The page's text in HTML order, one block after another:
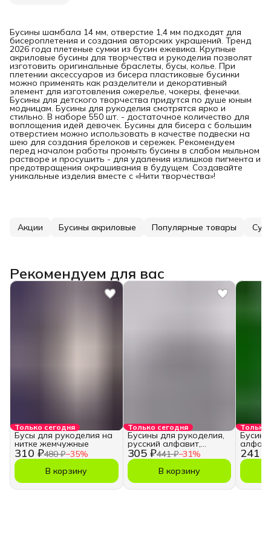
Бусины шамбала 14 мм, отверстие 1,4 мм подходят для
бисероплетения и создания авторских украшений. Тренд
2026 года плетеные сумки из бусин ежевика. Крупные
акриловые бусины для творчества и рукоделия позволят
изготовить оригинальные браслеты, бусы, колье. При
плетении аксессуаров из бисера пластиковые бусинки
можно применять как разделители и декоративный
элемент для изготовления ожерелье, чокеры, фенечки.
Бусины для детского творчества придутся по душе юным
модницам. Бусины для рукоделия смотрятся ярко и
стильно. В наборе 550 шт. - достаточное количество для
воплощения идей девочек. Бусины для бисера с большим
отверстием можно использовать в качестве подвески на
шею для создания брелоков и сережек. Рекомендуем
перед началом работы промыть бусины в слабом мыльном
растворе и просушить - для удаления излишков пигмента и
предотвращения окрашивания в будущем. Создавайте
уникальные изделия вместе с «Нити творчества»!
Акции Бусины акриловые Популярные товары
Рекомендуем для вас
Только сегодня
310 ₽480 ₽−35%
Бусы для рукоделия на
нитке жемчужные
В корзину
Только сегодня
305 ₽441 ₽−31%
Бусины для рукоделия,
русский алфавит,
кубики
В корзину
Только
241 ₽